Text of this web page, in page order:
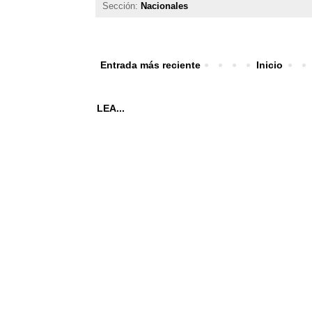
Sección: Nacionales
Entrada más reciente Inicio
LEA...